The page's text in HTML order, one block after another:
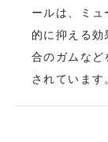
ールは、ミ
的に抑える
合のガムなど
されています